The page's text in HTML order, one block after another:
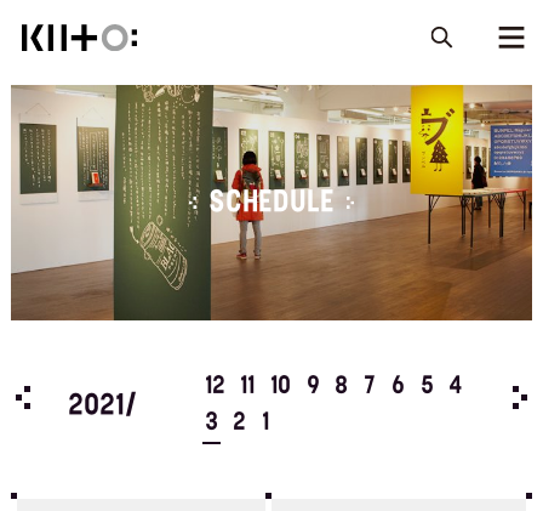
SCHEDULE
4
2021/
12 11 10 9 8 7 6 5
4
3
2 1